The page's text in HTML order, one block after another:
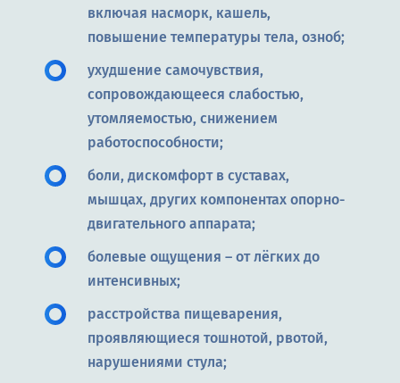
включая насморк, кашель,
повышение температуры тела, озноб;
ухудшение самочувствия,
сопровождающееся слабостью,
утомляемостью, снижением
работоспособности;
боли, дискомфорт в суставах,
мышцах, других компонентах опорно-
двигательного аппарата;
болевые ощущения – от лёгких до
интенсивных;
расстройства пищеварения,
проявляющиеся тошнотой, рвотой,
нарушениями стула;